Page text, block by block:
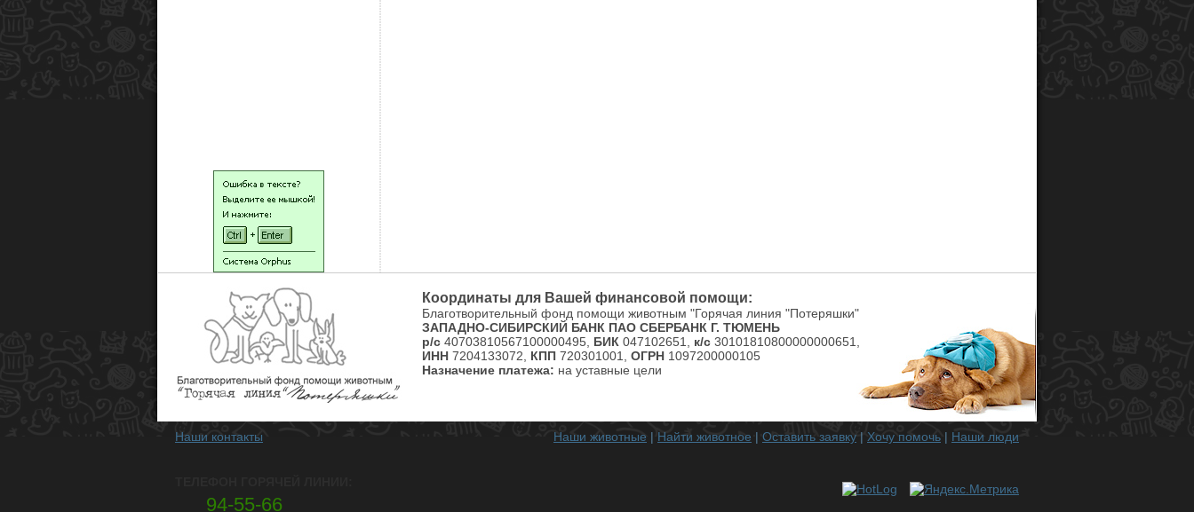
Координаты для Вашей финансовой помощи:
Благотворительный фонд помощи животным "Горячая линия "Потеряшки"
ЗАПАДНО-СИБИРСКИЙ БАНК ПАО СБЕРБАНК Г. ТЮМЕНЬ
р/с 40703810567100000495, БИК 047102651, к/с 30101810800000000651,
ИНН 7204133072, КПП 720301001, ОГРН 1097200000105
Назначение платежа: на уставные цели
Наши контакты Наши животные | Найти животное | Оставить заявку | Хочу помочь | Наши люди
94-55-66